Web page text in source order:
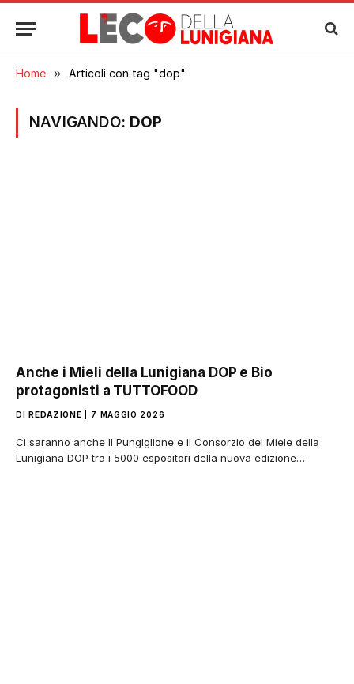
Home » Articoli con tag "dop"
NAVIGANDO: DOP
Anche i Mieli della Lunigiana DOP e Bio
protagonisti a TUTTOFOOD
DI REDAZIONE 7 MAGGIO 2026
Ci saranno anche Il Pungiglione e il Consorzio del Miele della
Lunigiana DOP tra i 5000 espositori della nuova edizione…